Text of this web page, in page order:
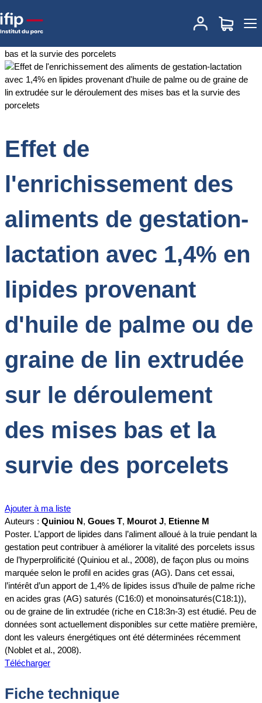
Accueil
Effet de l'enrichissement des aliments de
gestation-lactation avec 1,4% en lipides provenant d'huile de
bas et la survie des porcelets
Effet de
l'enrichissement des
aliments de gestation-
lactation avec 1,4% en
lipides provenant
d'huile de palme ou de
graine de lin extrudée
sur le déroulement
des mises bas et la
survie des porcelets
Ajouter à ma liste
Auteurs : Quiniou N, Goues T, Mourot J, Etienne M
Poster. L’apport de lipides dans l’aliment alloué à la truie pendant la
gestation peut contribuer à améliorer la vitalité des porcelets issus
de l’hyperprolificité (Quiniou et al., 2008), de façon plus ou moins
marquée selon le profil en acides gras (AG). Dans cet essai,
l’intérêt d’un apport de 1,4% de lipides issus d’huile de palme riche
en acides gras (AG) saturés (C16:0) et monoinsaturés(C18:1)),
ou de graine de lin extrudée (riche en C18:3n-3) est étudié. Peu de
données sont actuellement disponibles sur cette matière première,
dont les valeurs énergétiques ont été déterminées récemment
(Noblet et al., 2008).
Télécharger
Fiche technique